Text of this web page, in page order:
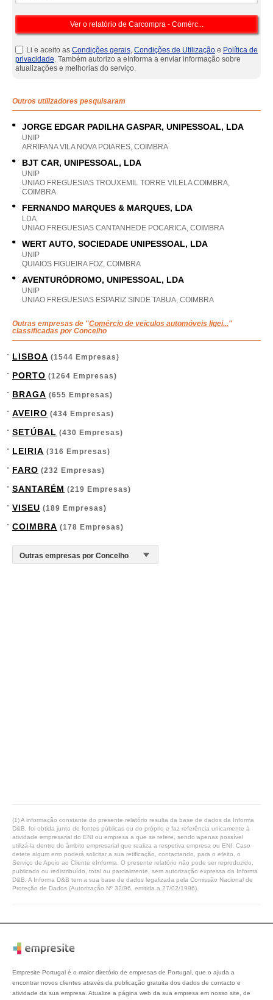
Li e aceito as Condições gerais, Condições de Utilização e Política de
privacidade. Também autorizo a eInforma a enviar informação sobre
atualizações e melhorias do serviço.
Outros utilizadores pesquisaram
JORGE EDGAR PADILHA GASPAR, UNIPESSOAL, LDA
UNIP
ARRIFANA VILA NOVA POIARES, COIMBRA
BJT CAR, UNIPESSOAL, LDA
UNIP
UNIAO FREGUESIAS TROUXEMIL TORRE VILELA COIMBRA,
COIMBRA
FERNANDO MARQUES & MARQUES, LDA
LDA
UNIAO FREGUESIAS CANTANHEDE POCARICA, COIMBRA
WERT AUTO, SOCIEDADE UNIPESSOAL, LDA
UNIP
QUIAIOS FIGUEIRA FOZ, COIMBRA
AVENTURÓDROMO, UNIPESSOAL, LDA
UNIP
UNIAO FREGUESIAS ESPARIZ SINDE TABUA, COIMBRA
Outras empresas de "Comércio de veículos automóveis ligei..."
classificadas por Concelho
LISBOA (1544 Empresas)
PORTO (1264 Empresas)
BRAGA (655 Empresas)
AVEIRO (434 Empresas)
SETÚBAL (430 Empresas)
LEIRIA (316 Empresas)
FARO (232 Empresas)
SANTARÉM (219 Empresas)
VISEU (189 Empresas)
COIMBRA (178 Empresas)
(1) A informação constante do presente relatório resulta da base de dados da Informa
D&B, foi obtida junto de fontes públicas ou do próprio e faz referência unicamente à
atividade empresarial do ENI ou empresa a que se refere, sendo apenas possível
utilizá-la dentro do âmbito empresarial que realiza a respetiva empresa ou ENI. Caso
detete algum erro poderá solicitar a sua retificação, contactando, para o efeito, o
Serviço de Apoio ao Cliente eInforma. O presente relatório não pode ser reproduzido,
publicado ou redistribuído, total ou parcialmente, sem autorização expressa da Informa
D&B. A Informa D&B tem a sua base de dados legalizada pela Comissão Nacional de
Proteção de Dados (Autorização Nº 32/96, emitida a 27/02/1996).
Empresite Portugal é o maior diretório de empresas de Portugal, que o ajuda a
encontrar novos clientes através da publicação gratuita dos dados de contacto e
atividade da sua empresa. Atualize a página web da sua empresa em nosso site, de